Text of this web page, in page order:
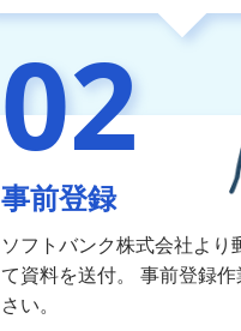
02
事前登録
ソフトバンク株式会社より
て資料を送付。
事前登録
さい。